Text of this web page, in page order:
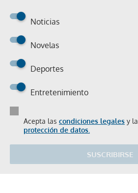
Noticias
Novelas
Deportes
Entretenimiento
Acepta las condiciones legales y la
protección de datos.
SUSCRIBIRSE